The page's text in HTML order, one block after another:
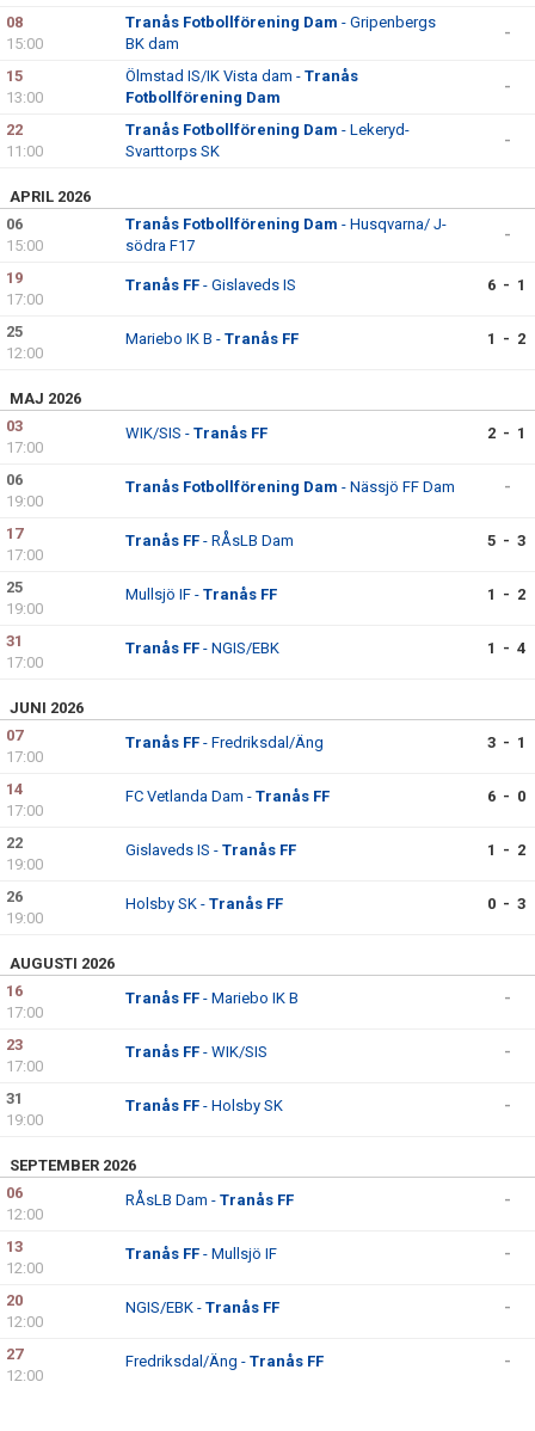
08
15:00
Tranås Fotbollförening Dam - Gripenbergs
BK dam
-
15
13:00
Ölmstad IS/IK Vista dam - Tranås
Fotbollförening Dam
-
22
11:00
Tranås Fotbollförening Dam - Lekeryd-
Svarttorps SK
-
APRIL 2026
06
15:00
Tranås Fotbollförening Dam - Husqvarna/ J-
södra F17
-
19
17:00
Tranås FF - Gislaveds IS 6 - 1
25
12:00
Mariebo IK B - Tranås FF 1 - 2
MAJ 2026
03
17:00
WIK/SIS - Tranås FF 2 - 1
06
19:00
Tranås Fotbollförening Dam - Nässjö FF Dam -
17
17:00
Tranås FF - RÅsLB Dam 5 - 3
25
19:00
Mullsjö IF - Tranås FF 1 - 2
31
17:00
Tranås FF - NGIS/EBK 1 - 4
JUNI 2026
07
17:00
Tranås FF - Fredriksdal/Äng 3 - 1
14
17:00
FC Vetlanda Dam - Tranås FF 6 - 0
22
19:00
Gislaveds IS - Tranås FF 1 - 2
26
19:00
Holsby SK - Tranås FF 0 - 3
AUGUSTI 2026
16
17:00
Tranås FF - Mariebo IK B -
23
17:00
Tranås FF - WIK/SIS -
31
19:00
Tranås FF - Holsby SK -
SEPTEMBER 2026
06
12:00
RÅsLB Dam - Tranås FF -
13
12:00
Tranås FF - Mullsjö IF -
20
12:00
NGIS/EBK - Tranås FF -
27
12:00
Fredriksdal/Äng - Tranås FF -